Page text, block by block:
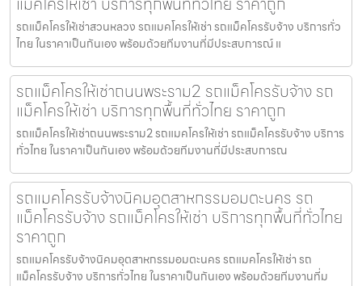
รถแม็คโครให้เช่าสวนหลวง รถแมคโครให้เช่า รถแม็คโครรับจ้าง บริการทั่ว
ไทย ในราคาเป็นกันเอง พร้อมด้วยทีมงานที่มีประสบการณ์ แ
รถแม็คโครให้เช่าถนนพระราม2 รถแม็คโครรับจ้าง รถ
แม็คโครให้เช่า บริการทุกพื้นที่ทั่วไทย ราคาถูก
รถแม็คโครให้เช่าถนนพระราม2 รถแมคโครให้เช่า รถแม็คโครรับจ้าง บริการ
ทั่วไทย ในราคาเป็นกันเอง พร้อมด้วยทีมงานที่มีประสบการณ
รถแมคโครรับจ้างนิคมอุตสาหกรรมอมตะนคร รถ
แม็คโครรับจ้าง รถแม็คโครให้เช่า บริการทุกพื้นที่ทั่วไทย
ราคาถูก
รถแมคโครรับจ้างนิคมอุตสาหกรรมอมตะนคร รถแมคโครให้เช่า รถ
แม็คโครรับจ้าง บริการทั่วไทย ในราคาเป็นกันเอง พร้อมด้วยทีมงานที่ม